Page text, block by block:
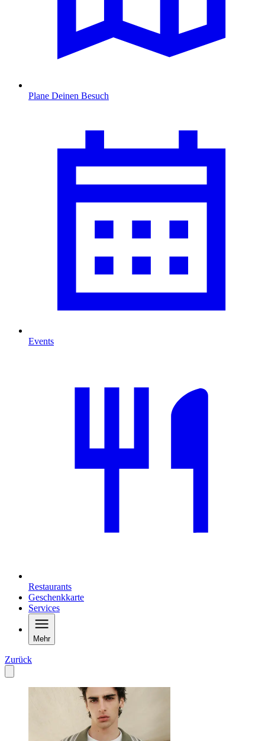
Plane Deinen Besuch
Events
Restaurants
Geschenkkarte
Services
Mehr
Zurück